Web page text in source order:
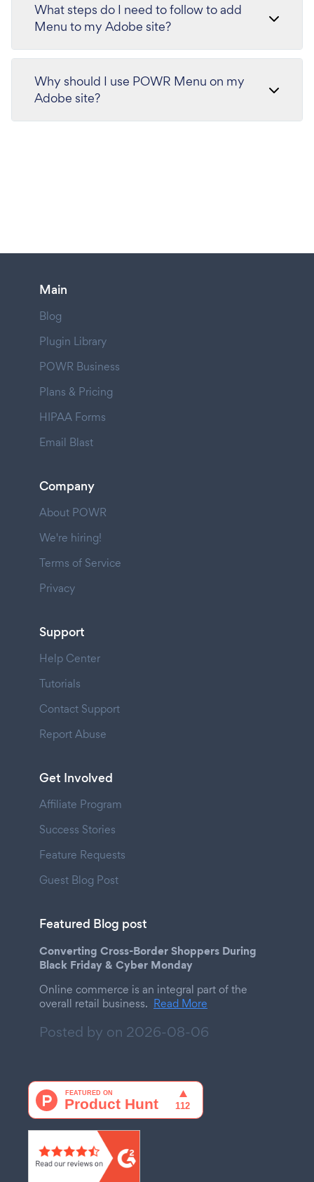
What steps do I need to follow to add
Menu to my Adobe site?
Why should I use POWR Menu on my
Adobe site?
Main
Blog
Plugin Library
POWR Business
Plans & Pricing
HIPAA Forms
Email Blast
Company
About POWR
We're hiring!
Terms of Service
Privacy
Support
Help Center
Tutorials
Contact Support
Report Abuse
Get Involved
Affiliate Program
Success Stories
Feature Requests
Guest Blog Post
Featured Blog post
Converting Cross-Border Shoppers During
Black Friday & Cyber Monday
Online commerce is an integral part of the
overall retail business. Read More
Posted by on 2026-08-06